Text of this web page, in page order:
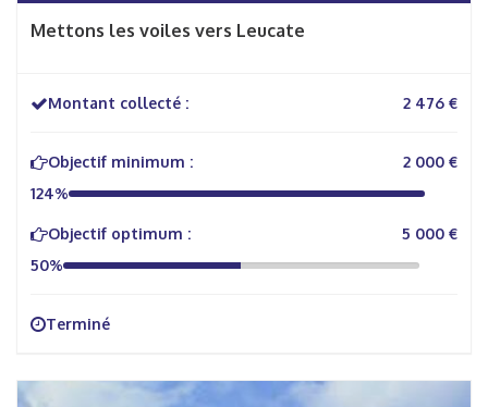
Mettons les voiles vers Leucate
Montant collecté : 2 476 €
Objectif minimum :
2 000 €
124%
Objectif optimum :
5 000 €
50%
Terminé